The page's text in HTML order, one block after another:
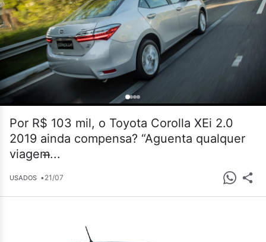
Por R$ 103 mil, o Toyota Corolla XEi 2.0
2019 ainda compensa? “Aguenta qualquer
viagem̶...
USADOS •21/07